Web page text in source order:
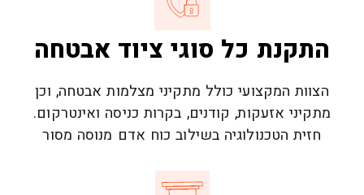
התקנת כל סוגי ציוד אבטחה
הצוות המקצועי כולל מתקיני מצלמות אבטחה, וכן
מתקיני אזעקות, קודנים, בקרות כניסה ואינטרקום.
חזית הטכנולוגיה בשילוב כוח אדם מנוסה מסור